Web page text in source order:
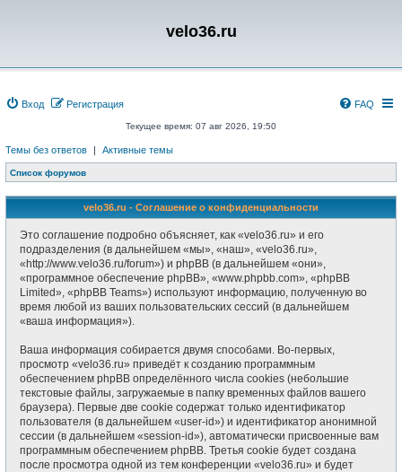
velo36.ru
Вход Регистрация FAQ
Текущее время: 07 авг 2026, 19:50
Темы без ответов | Активные темы
Список форумов
velo36.ru - Соглашение о конфиденциальности
Это соглашение подробно объясняет, как «velo36.ru» и его
подразделения (в дальнейшем «мы», «наш», «velo36.ru»,
«http://www.velo36.ru/forum») и phpBB (в дальнейшем «они»,
«программное обеспечение phpBB», «www.phpbb.com», «phpBB
Limited», «phpBB Teams») используют информацию, полученную во
время любой из ваших пользовательских сессий (в дальнейшем
«ваша информация»).
Ваша информация собирается двумя способами. Во-первых,
просмотр «velo36.ru» приведёт к созданию программным
обеспечением phpBB определённого числа cookies (небольшие
текстовые файлы, загружаемые в папку временных файлов вашего
браузера). Первые две cookie содержат только идентификатор
пользователя (в дальнейшем «user-id») и идентификатор анонимной
сессии (в дальнейшем «session-id»), автоматически присвоенные вам
программным обеспечением phpBB. Третья cookie будет создана
после просмотра одной из тем конференции «velo36.ru» и будет